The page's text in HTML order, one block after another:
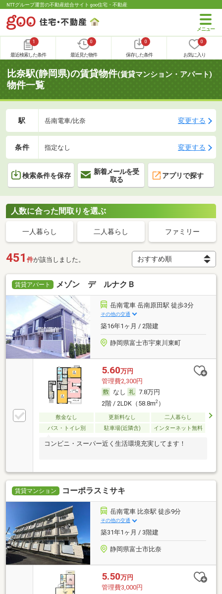
NTTグループ運営の不動産総合サイト goo住宅・不動産
1
最近検索した条件
0
最近見た物件
0
保存した条件
0
お気に入り
比奈駅(静岡県)の賃貸物件(賃貸マンション・アパート)
物件一覧
駅 岳南電車/比奈 変更する
条件 指定なし 変更する
検索条件を保存
新着メールを受
取る
アプリで探す
人数に合った間取りを選ぶ
一人暮らし 二人暮らし ファミリー
451 件が該当しました。
賃貸アパート メゾン デ ルナクＢ
岳南電車 岳南原田駅 徒歩3分
その他の交通
築16年1ヶ月 / 2階建
静岡県富士市宇東川東町
5.60万円
管理費2,300円
なし
7.8万円
2階 / 2LDK（58.8m2）
敷金なし 更新料なし
二人暮らし
バス・トイレ別
駐車場(近隣含) インターネット無料
コンビニ・スーパー近く生活環境充実してます！
賃貸マンション コーポラスミサキ
岳南電車 比奈駅 徒歩9分
その他の交通
築31年1ヶ月 / 3階建
静岡県富士市比奈
5.50万円
管理費3,000円